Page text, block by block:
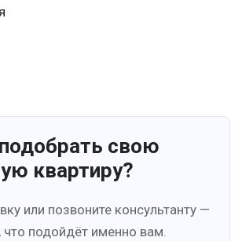
свою
квартиру?
или позвоните консультанту —
что подойдёт именно вам.